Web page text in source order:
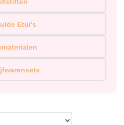
Etui's